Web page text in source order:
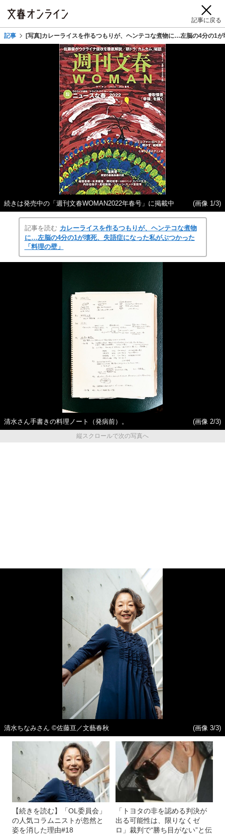
記事に戻る
記事 [写真]カレーライスを作るつもりが、ヘンテコな煮物に…左脳の4分の1
続きは発売中の「週刊文春WOMAN2022年春号」に掲載中 (画像 1/3)
記事を読む カレーライスを作るつもりが、ヘンテコな煮物
に…左脳の4分の1が壊死、失語症になった私がぶつかった
「料理の壁」
清水さん手書きの料理ノート（発病前）。
(画像 2/3)
縦スクロールで次の写真へ
清水ちなみさん ©佐藤亘／文藝春秋 (画像 3/3)
【続きを読む】「OL委員会」
の人気コラムニストが忽然と
姿を消した理由#18
「トヨタの非を認める判決が
出る可能性は、限りなくゼ
ロ」裁判で“勝ち目がない”と伝